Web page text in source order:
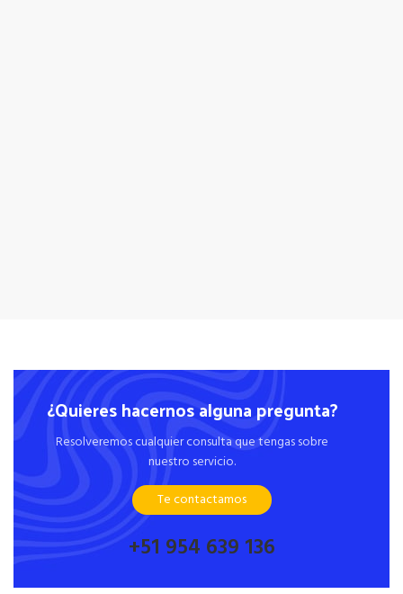
¿Quieres hacernos alguna pregunta?
Resolveremos cualquier consulta que tengas sobre
nuestro servicio.
Te contactamos
+51 954 639 136